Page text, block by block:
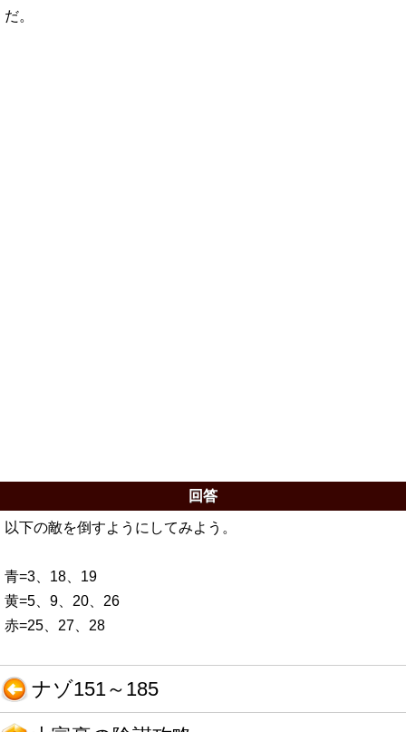
だ。
回答
以下の敵を倒すようにしてみよう。
青=3、18、19
黄=5、9、20、26
赤=25、27、28
ナゾ151～185